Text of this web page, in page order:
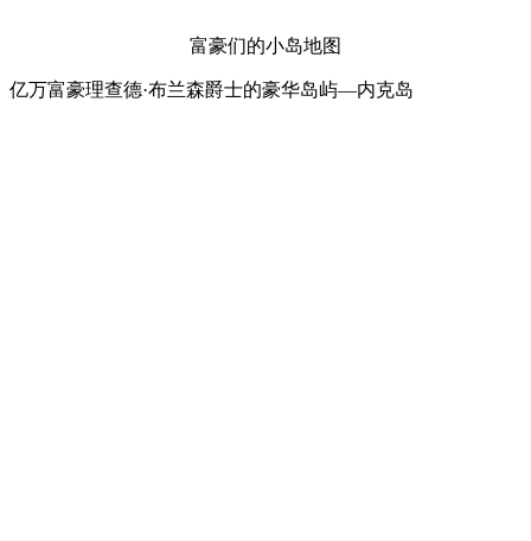
富豪们的小岛地图
亿万富豪理查德·布兰森爵士的豪华岛屿—内克岛